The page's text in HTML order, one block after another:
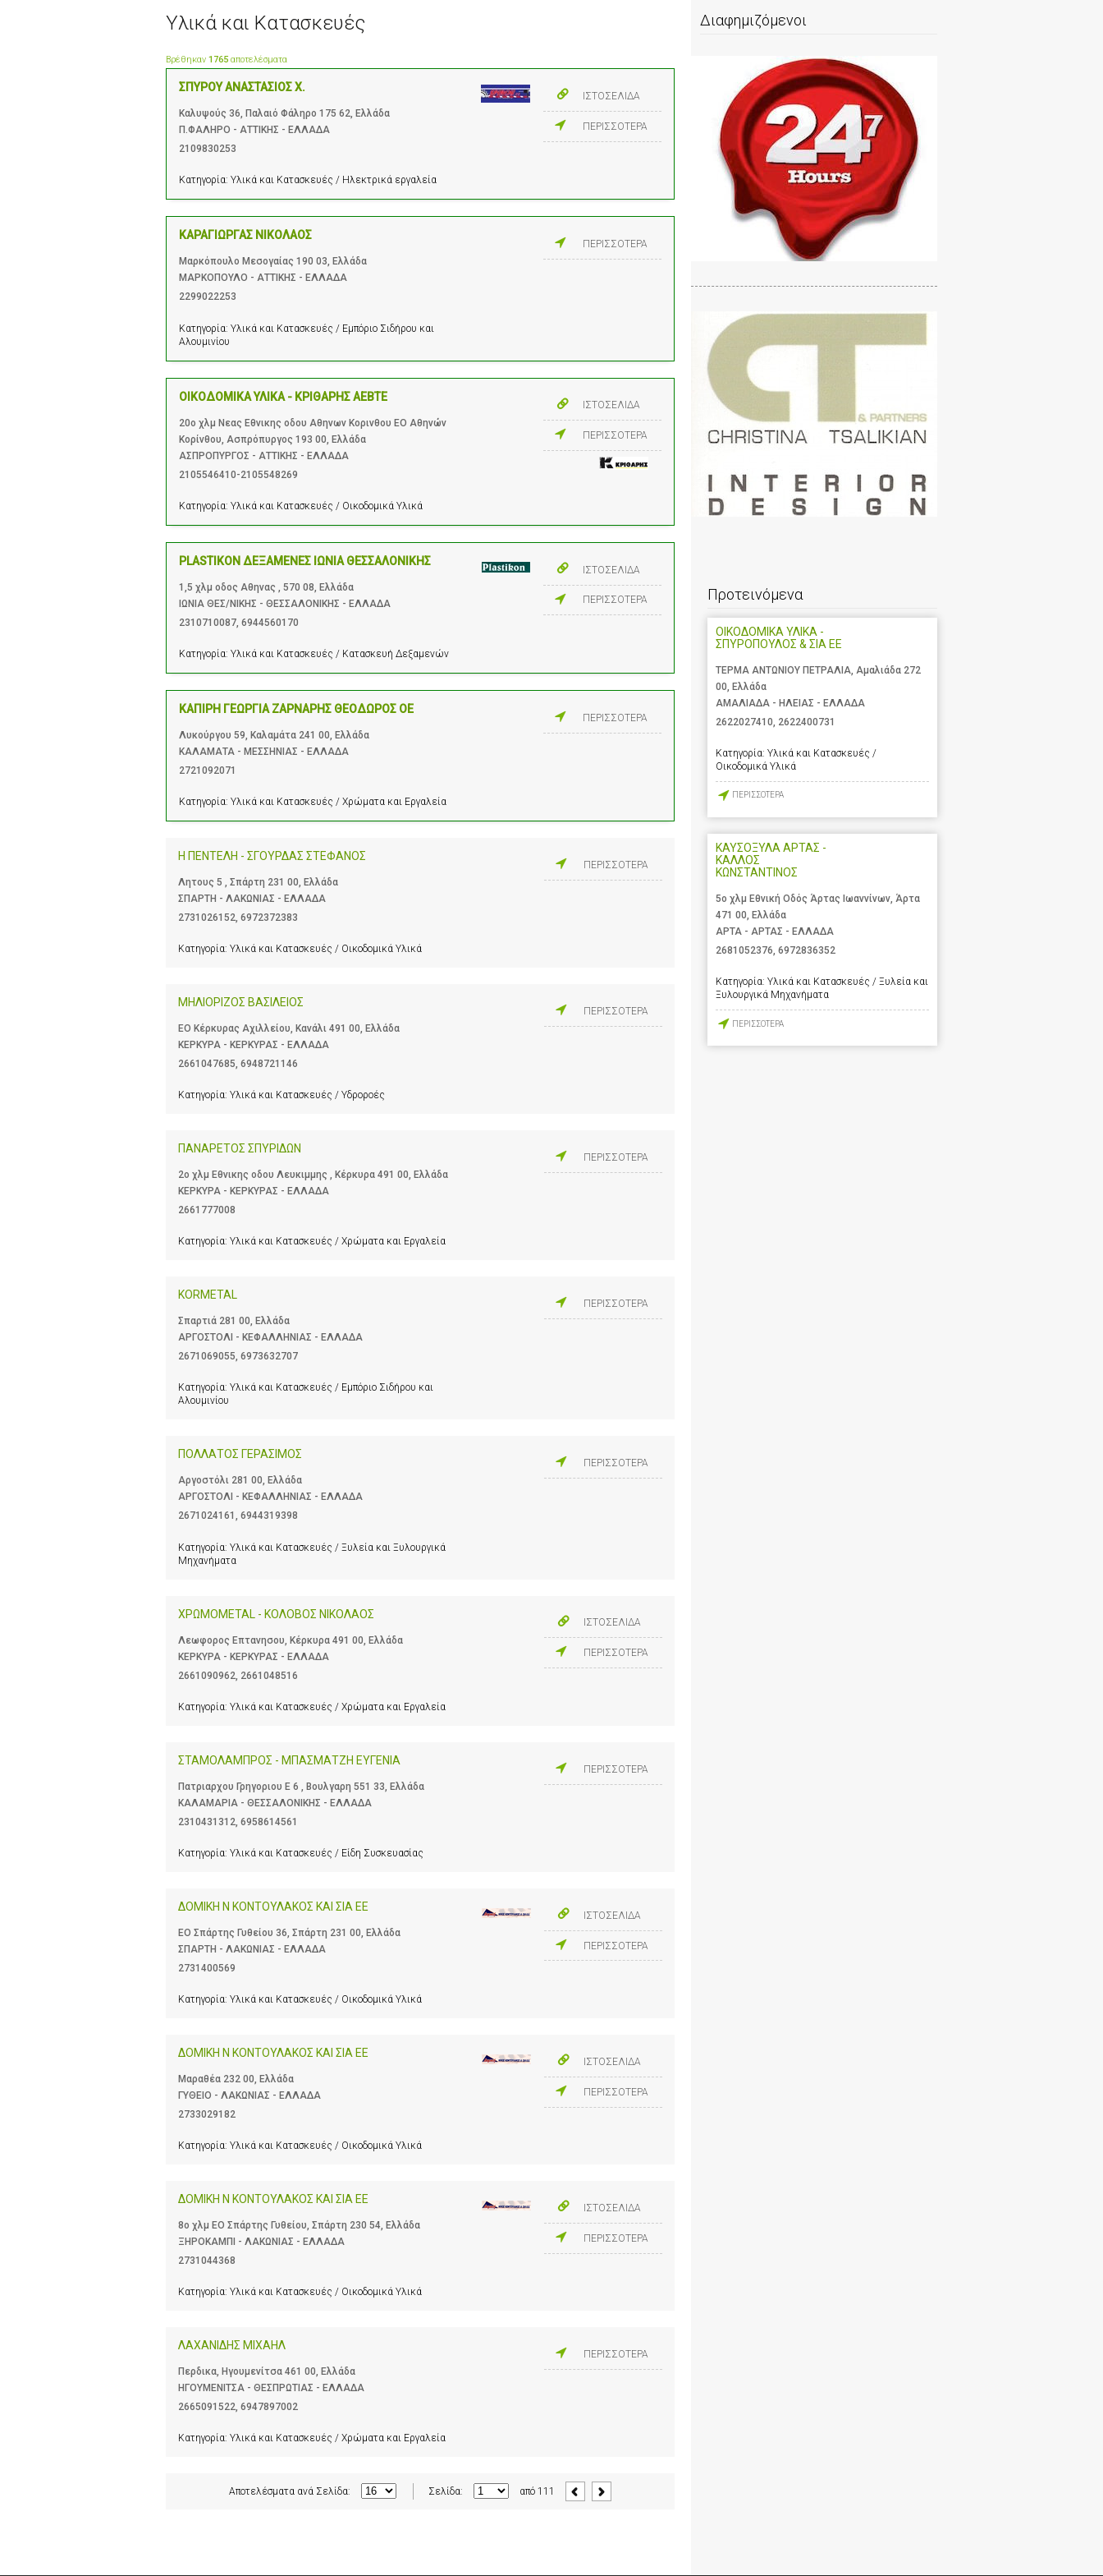
Υλικά και Κατασκευές
Βρέθηκαν 1765 αποτελέσματα
ΣΠΥΡΟΥ ΑΝΑΣΤΑΣΙΟΣ Χ.
Καλυψούς 36, Παλαιό Φάληρο 175 62, Ελλάδα
Π.ΦΑΛΗΡΟ - ΑΤΤΙΚΗΣ - ΕΛΛΑΔΑ
2109830253
Κατηγορία: Υλικά και Κατασκευές / Ηλεκτρικά εργαλεία
ΙΣΤΟΣΕΛΙΔΑ
ΠΕΡΙΣΣΟΤΕΡΑ
ΚΑΡΑΓΙΩΡΓΑΣ ΝΙΚΟΛΑΟΣ
Μαρκόπουλο Μεσογαίας 190 03, Ελλάδα
ΜΑΡΚΟΠΟΥΛΟ - ΑΤΤΙΚΗΣ - ΕΛΛΑΔΑ
2299022253
Κατηγορία: Υλικά και Κατασκευές / Εμπόριο Σιδήρου και
Αλουμινίου
ΠΕΡΙΣΣΟΤΕΡΑ
ΟΙΚΟΔΟΜΙΚΑ ΥΛΙΚΑ - ΚΡΙΘΑΡΗΣ ΑΕΒΤΕ
20ο χλμ Νεας Εθνικης οδου Αθηνων Κορινθου ΕΟ Αθηνών
Κορίνθου, Ασπρόπυργος 193 00, Ελλάδα
ΑΣΠΡΟΠΥΡΓΟΣ - ΑΤΤΙΚΗΣ - ΕΛΛΑΔΑ
2105546410-2105548269
Κατηγορία: Υλικά και Κατασκευές / Οικοδομικά Υλικά
ΙΣΤΟΣΕΛΙΔΑ
ΠΕΡΙΣΣΟΤΕΡΑ
PLASTIKON ΔΕΞΑΜΕΝΕΣ ΙΩΝΙΑ ΘΕΣΣΑΛΟΝΙΚΗΣ
1,5 χλμ οδος Αθηνας , 570 08, Ελλάδα
ΙΩΝΙΑ ΘΕΣ/ΝΙΚΗΣ - ΘΕΣΣΑΛΟΝΙΚΗΣ - ΕΛΛΑΔΑ
2310710087 6944560170
Κατηγορία: Υλικά και Κατασκευές / Κατασκευή Δεξαμενών
ΙΣΤΟΣΕΛΙΔΑ
ΠΕΡΙΣΣΟΤΕΡΑ
ΚΑΠΙΡΗ ΓΕΩΡΓΙΑ ΖΑΡΝΑΡΗΣ ΘΕΟΔΩΡΟΣ ΟΕ
Λυκούργου 59, Καλαμάτα 241 00, Ελλάδα
ΚΑΛΑΜΑΤΑ - ΜΕΣΣΗΝΙΑΣ - ΕΛΛΑΔΑ
2721092071
Κατηγορία: Υλικά και Κατασκευές / Χρώματα και Εργαλεία
ΠΕΡΙΣΣΟΤΕΡΑ
Η ΠΕΝΤΕΛΗ - ΣΓΟΥΡΔΑΣ ΣΤΕΦΑΝΟΣ
Λητους 5 , Σπάρτη 231 00, Ελλάδα
ΣΠΑΡΤΗ - ΛΑΚΩΝΙΑΣ - ΕΛΛΑΔΑ
2731026152, 6972372383
Κατηγορία: Υλικά και Κατασκευές / Οικοδομικά Υλικά
ΠΕΡΙΣΣΟΤΕΡΑ
ΜΗΛΙΟΡΙΖΟΣ ΒΑΣΙΛΕΙΟΣ
EΟ Κέρκυρας Αχιλλείου, Κανάλι 491 00, Ελλάδα
ΚΕΡΚΥΡΑ - ΚΕΡΚΥΡΑΣ - ΕΛΛΑΔΑ
2661047685, 6948721146
Κατηγορία: Υλικά και Κατασκευές / Υδροροές
ΠΕΡΙΣΣΟΤΕΡΑ
ΠΑΝΑΡΕΤΟΣ ΣΠΥΡΙΔΩΝ
2ο χλμ Εθνικης οδου Λευκιμμης , Κέρκυρα 491 00, Ελλάδα
ΚΕΡΚΥΡΑ - ΚΕΡΚΥΡΑΣ - ΕΛΛΑΔΑ
2661777008
Κατηγορία: Υλικά και Κατασκευές / Χρώματα και Εργαλεία
ΠΕΡΙΣΣΟΤΕΡΑ
KORMETAL
Σπαρτιά 281 00, Ελλάδα
ΑΡΓΟΣΤΟΛΙ - ΚΕΦΑΛΛΗΝΙΑΣ - ΕΛΛΑΔΑ
2671069055, 6973632707
Κατηγορία: Υλικά και Κατασκευές / Εμπόριο Σιδήρου και
Αλουμινίου
ΠΕΡΙΣΣΟΤΕΡΑ
ΠΟΛΛΑΤΟΣ ΓΕΡΑΣΙΜΟΣ
Αργοστόλι 281 00, Ελλάδα
ΑΡΓΟΣΤΟΛΙ - ΚΕΦΑΛΛΗΝΙΑΣ - ΕΛΛΑΔΑ
2671024161 , 6944319398
Κατηγορία: Υλικά και Κατασκευές / Ξυλεία και Ξυλουργικά
Μηχανήματα
ΠΕΡΙΣΣΟΤΕΡΑ
ΧΡΩΜΟΜΕΤΑL - ΚΟΛΟΒΟΣ ΝΙΚΟΛΑΟΣ
Λεωφορος Επτανησου, Κέρκυρα 491 00, Ελλάδα
ΚΕΡΚΥΡΑ - ΚΕΡΚΥΡΑΣ - ΕΛΛΑΔΑ
2661090962 2661048516
Κατηγορία: Υλικά και Κατασκευές / Χρώματα και Εργαλεία
ΙΣΤΟΣΕΛΙΔΑ
ΠΕΡΙΣΣΟΤΕΡΑ
ΣΤΑΜΟΛΑΜΠΡΟΣ - ΜΠΑΣΜΑΤΖΗ ΕΥΓΕΝΙΑ
Πατριαρχου Γρηγοριου Ε 6 , Βουλγαρη 551 33, Ελλάδα
ΚΑΛΑΜΑΡΙΑ - ΘΕΣΣΑΛΟΝΙΚΗΣ - ΕΛΛΑΔΑ
2310431312 6958614561
Κατηγορία: Υλικά και Κατασκευές / Είδη Συσκευασίας
ΠΕΡΙΣΣΟΤΕΡΑ
ΔΟΜΙΚΗ Ν ΚΟΝΤΟΥΛΑΚΟΣ ΚΑΙ ΣΙΑ ΕΕ
ΕΟ Σπάρτης Γυθείου 36, Σπάρτη 231 00, Ελλάδα
ΣΠΑΡΤΗ - ΛΑΚΩΝΙΑΣ - ΕΛΛΑΔΑ
2731400569
Κατηγορία: Υλικά και Κατασκευές / Οικοδομικά Υλικά
ΙΣΤΟΣΕΛΙΔΑ
ΠΕΡΙΣΣΟΤΕΡΑ
ΔΟΜΙΚΗ Ν ΚΟΝΤΟΥΛΑΚΟΣ ΚΑΙ ΣΙΑ ΕΕ
Μαραθέα 232 00, Ελλάδα
ΓΥΘΕΙΟ - ΛΑΚΩΝΙΑΣ - ΕΛΛΑΔΑ
2733029182
Κατηγορία: Υλικά και Κατασκευές / Οικοδομικά Υλικά
ΙΣΤΟΣΕΛΙΔΑ
ΠΕΡΙΣΣΟΤΕΡΑ
ΔΟΜΙΚΗ Ν ΚΟΝΤΟΥΛΑΚΟΣ ΚΑΙ ΣΙΑ ΕΕ
8ο χλμ ΕΟ Σπάρτης Γυθείου, Σπάρτη 230 54, Ελλάδα
ΞΗΡΟΚΑΜΠΙ - ΛΑΚΩΝΙΑΣ - ΕΛΛΑΔΑ
2731044368
Κατηγορία: Υλικά και Κατασκευές / Οικοδομικά Υλικά
ΙΣΤΟΣΕΛΙΔΑ
ΠΕΡΙΣΣΟΤΕΡΑ
ΛΑΧΑΝΙΔΗΣ ΜΙΧΑΗΛ
Περδικα, Ηγουμενίτσα 461 00, Ελλάδα
ΗΓΟΥΜΕΝΙΤΣΑ - ΘΕΣΠΡΩΤΙΑΣ - ΕΛΛΑΔΑ
2665091522, 6947897002
Κατηγορία: Υλικά και Κατασκευές / Χρώματα και Εργαλεία
ΠΕΡΙΣΣΟΤΕΡΑ
Αποτελέσματα ανά Σελίδα: Σελίδα: από 111
Διαφημιζόμενοι
Προτεινόμενα
ΟΙΚΟΔΟΜΙΚΑ ΥΛΙΚΑ -
ΣΠΥΡΟΠΟΥΛΟΣ & ΣΙΑ ΕΕ
ΤΕΡΜΑ ΑΝΤΩΝΙΟΥ ΠΕΤΡΑΛΙΑ, Αμαλιάδα 272
00, Ελλάδα
ΑΜΑΛΙΑΔΑ - ΗΛΕΙΑΣ - ΕΛΛΑΔΑ
2622027410 2622400731
Κατηγορία: Υλικά και Κατασκευές /
Οικοδομικά Υλικά
ΠΕΡΙΣΣΟΤΕΡΑ
ΚΑΥΣΟΞΥΛΑ ΑΡΤΑΣ -
ΚΑΛΛΟΣ
ΚΩΝΣΤΑΝΤΙΝΟΣ
5ο χλμ Εθνική Οδός Άρτας Ιωαννίνων, Άρτα
471 00, Ελλάδα
ΑΡΤΑ - ΑΡΤΑΣ - ΕΛΛΑΔΑ
2681052376, 6972836352
Κατηγορία: Υλικά και Κατασκευές / Ξυλεία και
Ξυλουργικά Μηχανήματα
ΠΕΡΙΣΣΟΤΕΡΑ